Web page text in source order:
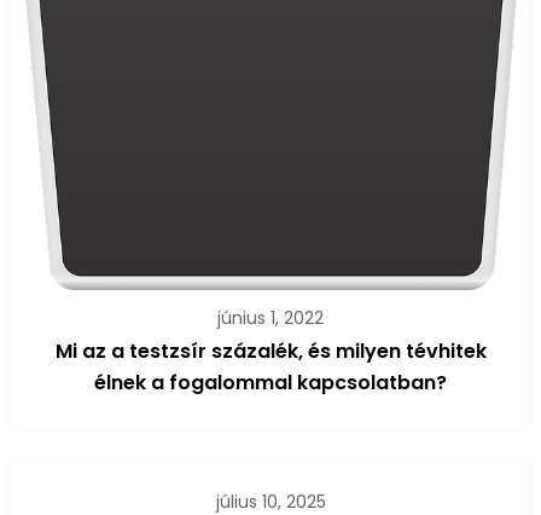
június 1, 2022
Mi az a testzsír százalék, és milyen tévhitek
élnek a fogalommal kapcsolatban?
július 10, 2025